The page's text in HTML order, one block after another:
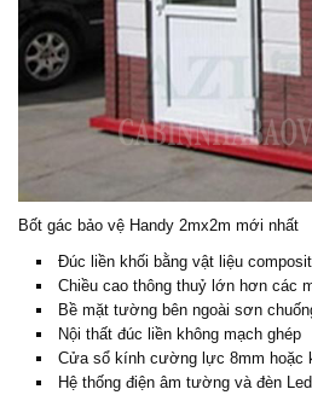
Bốt gác bảo vệ Handy 2mx2m mới nhất
Đúc liền khối bằng vật liệu
Chiều cao thông thuỷ lớn hơn các
Bề mặt tường bên ngoài sơn
Nội thất đúc liền không mạch ghép
Cửa sổ kính cường lực 8mm hoặc
Hệ thống điện âm tường và đèn Led